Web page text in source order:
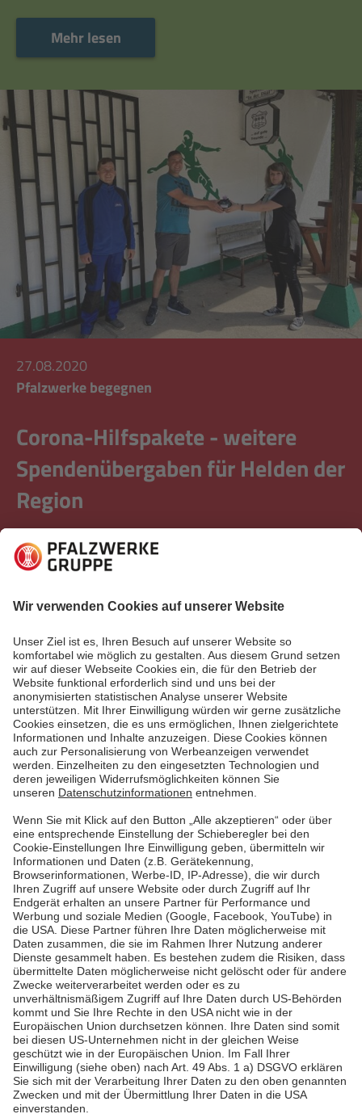
Mehr lesen
27.08.2020
Pfalzwerke begegnen
Corona-Hilfspakete - weitere
Spendenübergaben für Helden der
Region
Auch die weiteren Heldenpakete für Vereine und
soziale Einrichtungen hat unser Spendenschwein
Region!
Mehr lesen
Mehr lesen
Erste Seite
Vorherige4 5 6 7
Letzte Seite
Pfalzwerke
Über uns & Autoren
Datenschutz
Impressum
Barrierefreiheit